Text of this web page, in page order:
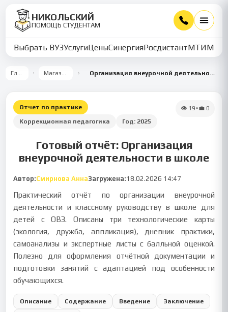
НИКОЛЬСКИЙ
ПОМОЩЬ СТУДЕНТАМ
Выбрать ВУЗУслугиЦеныСинергияРосдистантМТИММУ
Главная Магазин работ Организация внеурочной деятельности и классное руководство в школе для детей с ОВЗ
Отчет по практике
Коррекционная педагогика
Год: 2025
👁 19•💼 0
Готовый отчёт: Организация
внеурочной деятельности в школе
Автор:Смирнова АннаЗагружена:18.02.2026 14:47
Практический отчёт по организации внеурочной
деятельности и классному руководству в школе для
детей с ОВЗ. Описаны три технологические карты
(экология, дружба, аппликация), дневник практики,
самоанализы и экспертные листы с балльной оценкой.
Полезно для оформления отчётной документации и
подготовки занятий с адаптацией под особенности
обучающихся.
Описание Содержание Введение Заключение